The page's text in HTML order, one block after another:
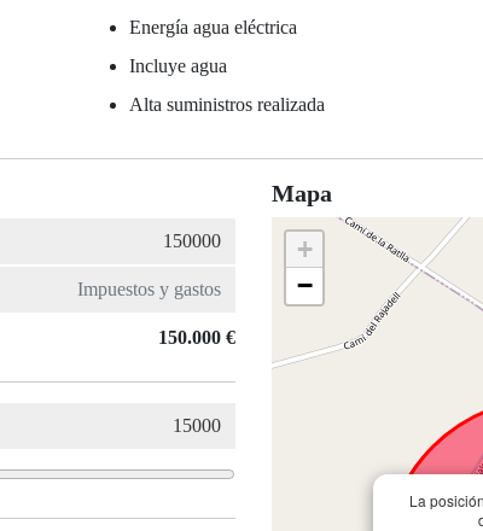
Energía agua eléctrica
Incluye agua
Alta suministros realizada
150.000 €
Mapa
La
+
−